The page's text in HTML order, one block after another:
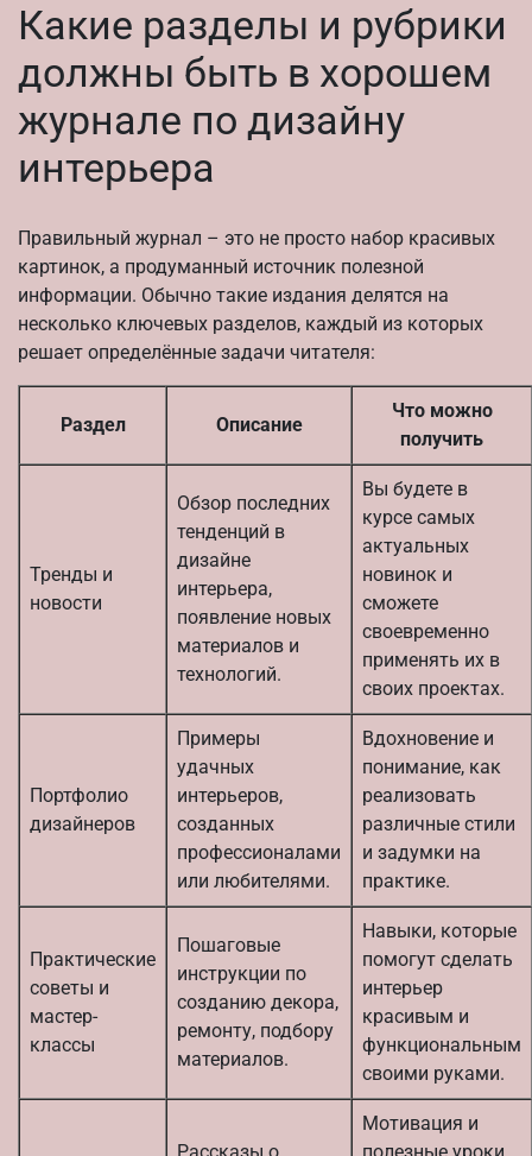
Какие разделы и рубрики
должны быть в хорошем
журнале по дизайну
интерьера
Правильный журнал – это не просто набор красивых
картинок, а продуманный источник полезной
информации. Обычно такие издания делятся на
несколько ключевых разделов, каждый из которых
решает определённые задачи читателя:
Раздел Описание
Что можно
получить
Тренды и
новости
Обзор последних
тенденций в
дизайне
интерьера,
появление новых
материалов и
технологий.
Вы будете в
курсе самых
актуальных
новинок и
сможете
своевременно
применять их в
своих проектах.
Портфолио
дизайнеров
Примеры
удачных
интерьеров,
созданных
профессионалами
или любителями.
Вдохновение и
понимание, как
реализовать
различные стили
и задумки на
практике.
Практические
советы и
мастер-
классы
Пошаговые
инструкции по
созданию декора,
ремонту, подбору
материалов.
Навыки, которые
помогут сделать
интерьер
красивым и
функциональным
своими руками.
Мотивация и